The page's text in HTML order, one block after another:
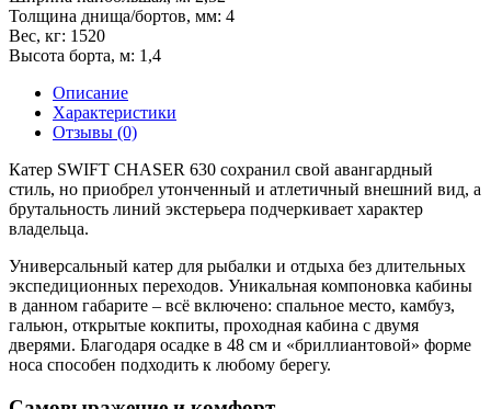
Толщина днища/бортов, мм: 4
Вес, кг: 1520
Высота борта, м: 1,4
Описание
Характеристики
Отзывы (0)
Катер SWIFT CHASER 630 сохранил свой авангардный
стиль, но приобрел утонченный и атлетичный внешний вид, а
брутальность линий экстерьера подчеркивает характер
владельца.
Универсальный катер для рыбалки и отдыха без длительных
экспедиционных переходов. Уникальная компоновка кабины
в данном габарите – всё включено: спальное место, камбуз,
гальюн, открытые кокпиты, проходная кабина с двумя
дверями. Благодаря осадке в 48 см и «бриллиантовой» форме
носа способен подходить к любому берегу.